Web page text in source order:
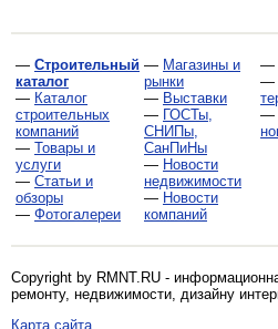
— Строительный
каталог
— Каталог
строительных
компаний
— Товары и
услуги
— Статьи и
обзоры
— Фотогалереи
— Магазины и
рынки
— Выставки
— ГОСТы,
СНИПы,
СанПиНы
— Новости
недвижимости
— Новости
компаний
—
—
—
Copyright by RMNT.RU -
ремонту, недвижимости, дизайну
Карта сайта